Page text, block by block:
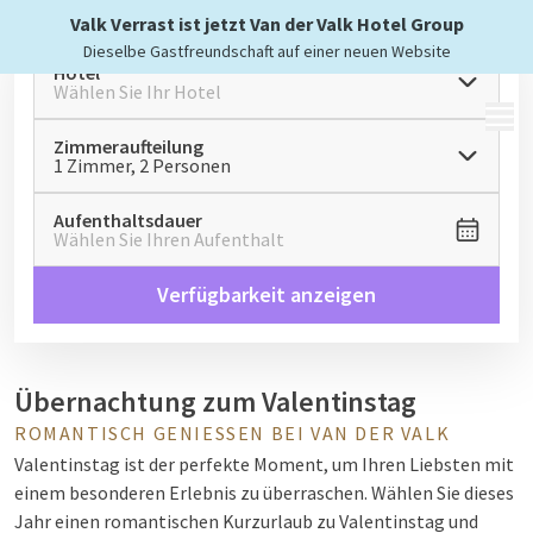
Valk Verrast ist jetzt Van der Valk Hotel Group
Dieselbe Gastfreundschaft auf einer neuen Website
MENÜ
Hotel
Wählen Sie Ihr Hotel
Zimmeraufteilung
1 Zimmer, 2 Personen
Aufenthaltsdauer
Wählen Sie Ihren Aufenthalt
Verfügbarkeit anzeigen
Übernachtung zum Valentinstag
ROMANTISCH GENIESSEN BEI VAN DER VALK
Valentinstag ist der perfekte Moment, um Ihren Liebsten mit
einem besonderen Erlebnis zu überraschen. Wählen Sie dieses
Jahr einen romantischen Kurzurlaub zu Valentinstag und